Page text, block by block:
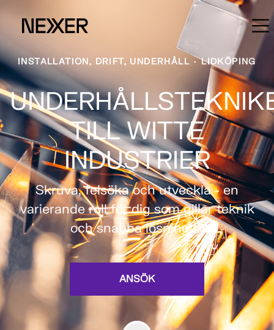
INSTALLATION, DRIFT, UNDERHÅLL · LIDKÖPING
TILL WITTE
INDUSTRIER
Skruva, felsöka och utveckla - en
varierande roll för dig som gillar teknik
och snabba lösningar.
ANSÖK